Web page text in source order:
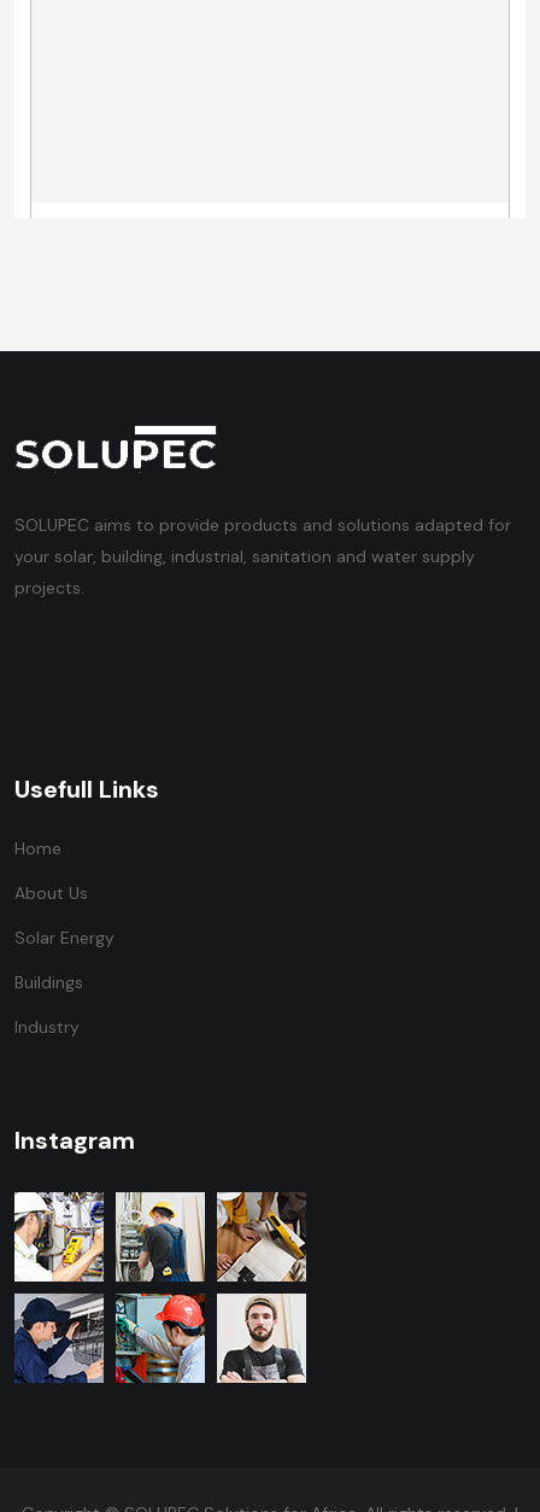
SOLUPEC aims to provide products and solutions adapted for
your solar, building, industrial, sanitation and water supply
projects.
Usefull Links
Home
About Us
Solar Energy
Buildings
Industry
Instagram